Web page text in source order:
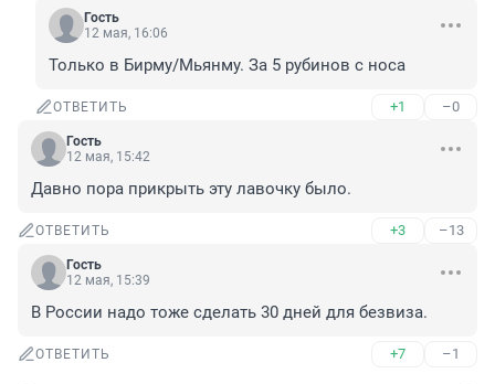
Гость
12 мая, 16:06
Только в Бирму/Мьянму. За 5 рубинов с носа
ОТВЕТИТЬ +1 –0
Гость
12 мая, 15:42
Давно пора прикрыть эту лавочку было.
ОТВЕТИТЬ +3 –13
Гость
12 мая, 15:39
В России надо тоже сделать 30 дней для безвиза.
ОТВЕТИТЬ +7 –1